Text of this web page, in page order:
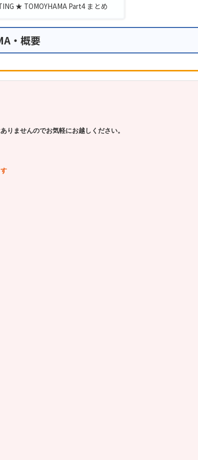
★ TOMOYHAMA Part4 まとめ
・概要
りませんのでお気軽にお越しください。